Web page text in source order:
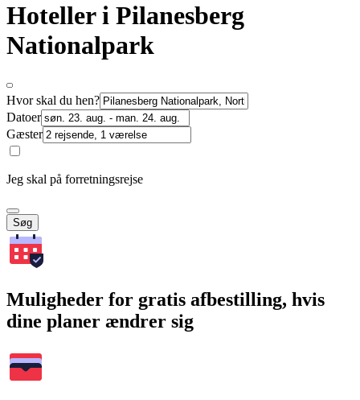
Hoteller i Pilanesberg
Nationalpark
Hvor skal du hen?
Datoer
Gæster
Jeg skal på forretningsrejse
Søg
Muligheder for gratis afbestilling, hvis
dine planer ændrer sig